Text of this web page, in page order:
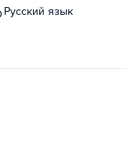
русский язык